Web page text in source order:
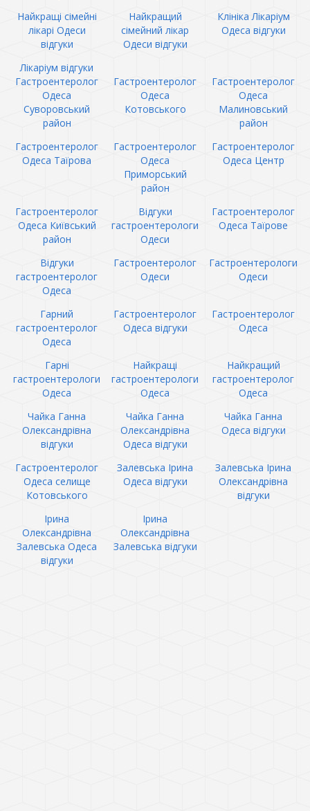
Найкращі сімейні
лікарі Одеси
відгуки
Найкращий
сімейний лікар
Одеси відгуки
Клініка Лікаріум
Одеса відгуки
Лікаріум відгуки
Гастроентеролог
Одеса
Суворовський
район
Гастроентеролог
Одеса
Котовського
Гастроентеролог
Одеса
Малиновський
район
Гастроентеролог
Одеса Таїрова
Гастроентеролог
Одеса
Приморський
район
Гастроентеролог
Одеса Центр
Гастроентеролог
Одеса Київський
район
Відгуки
гастроентерологи
Одеси
Гастроентеролог
Одеса Таїрове
Відгуки
гастроентеролог
Одеса
Гастроентеролог
Одеси
Гастроентерологи
Одеси
Гарний
гастроентеролог
Одеса
Гастроентеролог
Одеса відгуки
Гастроентеролог
Одеса
Гарні
гастроентерологи
Одеса
Найкращі
гастроентерологи
Одеса
Найкращий
гастроентеролог
Одеса
Чайка Ганна
Олександрівна
відгуки
Чайка Ганна
Олександрівна
Одеса відгуки
Чайка Ганна
Одеса відгуки
Гастроентеролог
Одеса селище
Котовського
Залевська Ірина
Одеса відгуки
Залевська Ірина
Олександрівна
відгуки
Ірина
Олександрівна
Залевська Одеса
відгуки
Ірина
Олександрівна
Залевська відгуки